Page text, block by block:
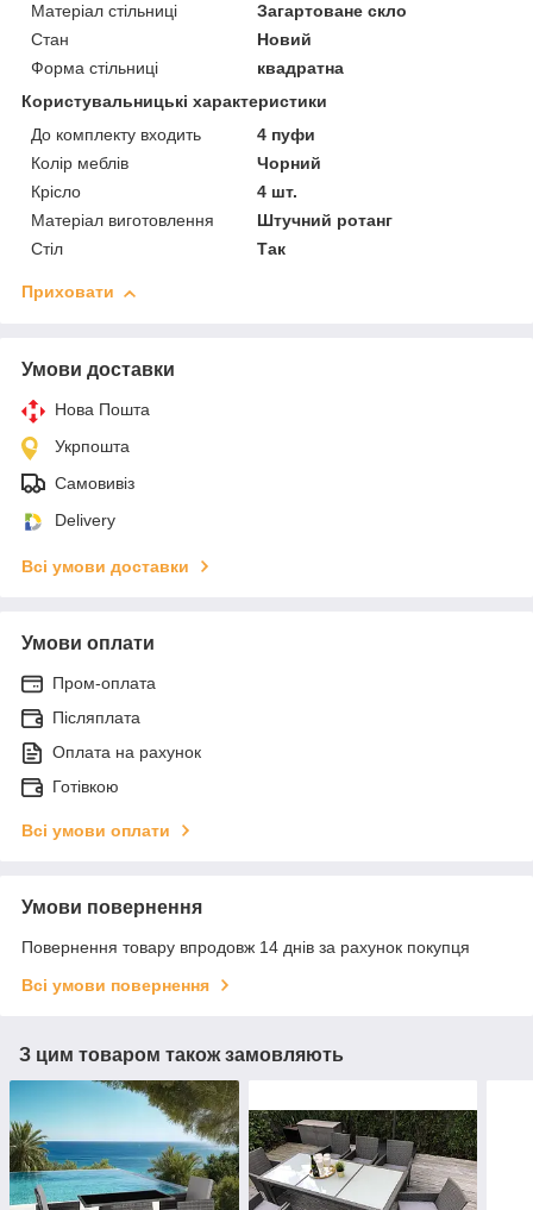
Матеріал стільниці
Загартоване скло
Стан
Новий
Форма стільниці
квадратна
Користувальницькі характеристики
До комплекту входить
4 пуфи
Колір меблів
Чорний
Крісло
4 шт.
Матеріал виготовлення
Штучний ротанг
Стіл
Так
Приховати
Умови доставки
Нова Пошта
Укрпошта
Самовивіз
Delivery
Всі умови доставки
Умови оплати
Пром-оплата
Післяплата
Оплата на рахунок
Готівкою
Всі умови оплати
Умови повернення
Повернення товару впродовж 14 днів за рахунок покупця
Всі умови повернення
З цим товаром також замовляють